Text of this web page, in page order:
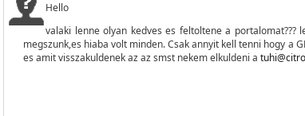
Hello
valaki lenne olyan kedves es feltoltene a
megszunk,es hiaba volt minden. Csak annyit kell tenni hogy a
es amit visszakuldenek az az smst nekem elkuldeni a